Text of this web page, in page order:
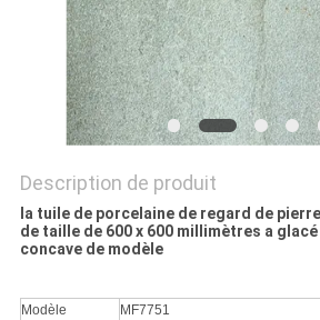
POLITIQUE
CONFIDENTIALITÉ
Description de produit
la tuile de porcelaine de regard de
de taille de 600 x 600 millimètres a
concave de modèle
Modèle
MF7751